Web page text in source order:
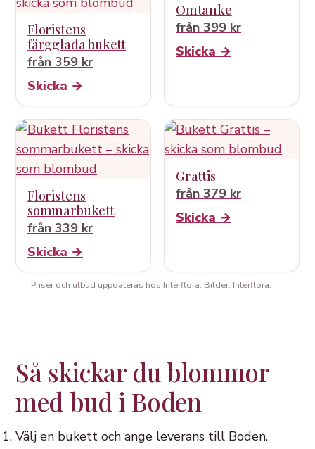
Floristens
färgglada bukett
från 359 kr
Skicka →
Omtanke
från 399 kr
Skicka →
Floristens
sommarbukett
från 339 kr
Skicka →
Grattis
från 379 kr
Skicka →
Priser och utbud uppdateras hos Interflora. Bilder: Interflora.
Så skickar du blommor
med bud i Boden
Välj en bukett och ange leverans till Boden.